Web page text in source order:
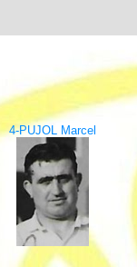
4-PUJOL Marcel